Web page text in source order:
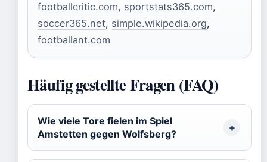
footballcritic.com, sportstats365.com,
soccer365.net, simple.wikipedia.org,
footballant.com
Häufig gestellte Fragen (FAQ)
Wie viele Tore fielen im Spiel
Amstetten gegen Wolfsberg?